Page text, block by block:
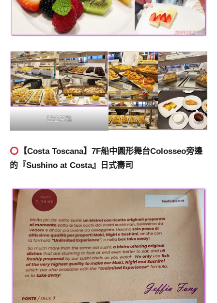
豐盛茶點
【Costa Toscana】7F船中圓形舞台Colosseo旁邊
的『Sushino at Costa』日式壽司